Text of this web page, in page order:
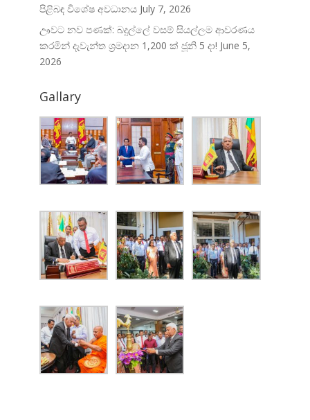
පිළිබඳ විශේෂ අවධානය July 7, 2026
ඌවට නව පණක්: බදුල්ලේ වසම් සියල්ලම ආවරණය
කරමින් දැවැන්ත ශ්‍රමදාන 1,200 ක් ජූනි 5 දා! June 5,
2026
Gallary